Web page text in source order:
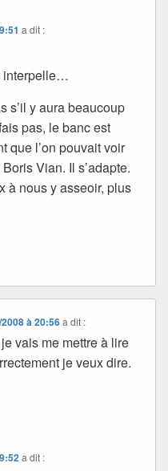
a dit :
interpelle…
s’il y aura beaucoup
pas, le banc est
que l’on pouvait voir
Vian. Il s’adapte.
à nous y asseoir, plus
à 20:56 a dit :
vais me mettre à lire
je veux dire.
a dit :